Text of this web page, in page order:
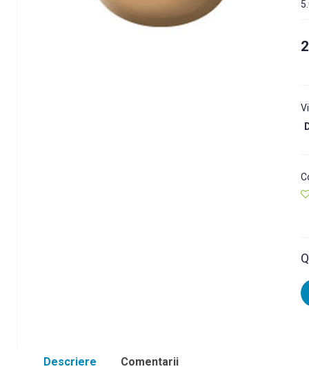
Descriere Comentarii